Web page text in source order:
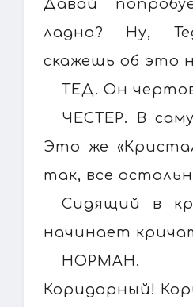
Давай
ладно? Ну,
скажешь об это
ТЕД. Он
ЧЕСТЕР. В
Это же
так, все
Сидящий в
начинает
НОРМАН.
Коридорный!